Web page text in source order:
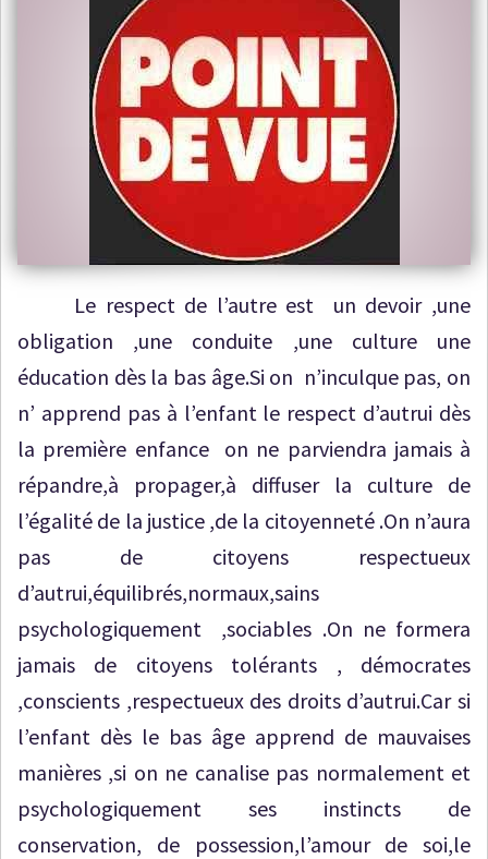
Le respect de l’autre est un devoir ,une
obligation ,une conduite ,une culture une
éducation dès la bas âge.Si on n’inculque pas, on
n’ apprend pas à l’enfant le respect d’autrui dès
la première enfance on ne parviendra jamais à
répandre,à propager,à diffuser la culture de
l’égalité de la justice ,de la citoyenneté .On n’aura
pas de citoyens respectueux
d’autrui,équilibrés,normaux,sains
psychologiquement ,sociables .On ne formera
jamais de citoyens tolérants , démocrates
,conscients ,respectueux des droits d’autrui.Car si
l’enfant dès le bas âge apprend de mauvaises
manières ,si on ne canalise pas normalement et
psychologiquement ses instincts de
conservation, de possession,l’amour de soi,le